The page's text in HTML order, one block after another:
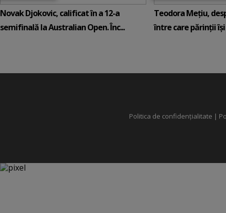
Novak Djokovic, calificat în a 12-a
semifinală la Australian Open. Înc...
Teodora Mețiu,
între care părinții își
Politica de confidențialitate |